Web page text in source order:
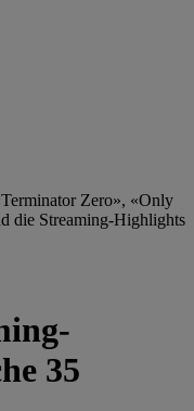
Zero», «Only
die Streaming-Highlights
35